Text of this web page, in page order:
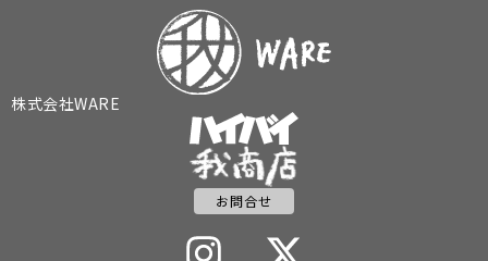
株式会社WARE
お問合せ